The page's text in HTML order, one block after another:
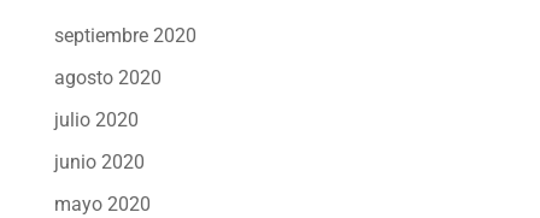
septiembre 2020
agosto 2020
julio 2020
junio 2020
mayo 2020